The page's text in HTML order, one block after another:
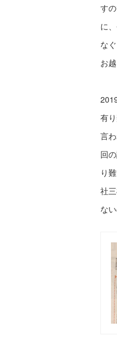
す
に
な
お
有
言
回
り
社
な